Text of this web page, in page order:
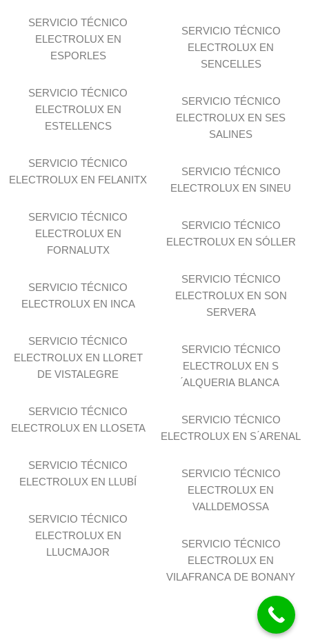
SERVICIO TÉCNICO
ELECTROLUX EN
ESPORLES
SERVICIO TÉCNICO
ELECTROLUX EN
ESTELLENCS
SERVICIO TÉCNICO
ELECTROLUX EN FELANITX
SERVICIO TÉCNICO
ELECTROLUX EN
FORNALUTX
SERVICIO TÉCNICO
ELECTROLUX EN INCA
SERVICIO TÉCNICO
ELECTROLUX EN LLORET
DE VISTALEGRE
SERVICIO TÉCNICO
ELECTROLUX EN LLOSETA
SERVICIO TÉCNICO
ELECTROLUX EN LLUBÍ
SERVICIO TÉCNICO
ELECTROLUX EN
LLUCMAJOR
SERVICIO TÉCNICO
ELECTROLUX EN
SENCELLES
SERVICIO TÉCNICO
ELECTROLUX EN SES
SALINES
SERVICIO TÉCNICO
ELECTROLUX EN SINEU
SERVICIO TÉCNICO
ELECTROLUX EN SÓLLER
SERVICIO TÉCNICO
ELECTROLUX EN SON
SERVERA
SERVICIO TÉCNICO
ELECTROLUX EN S
́ALQUERIA BLANCA
SERVICIO TÉCNICO
ELECTROLUX EN S ́ARENAL
SERVICIO TÉCNICO
ELECTROLUX EN
VALLDEMOSSA
SERVICIO TÉCNICO
ELECTROLUX EN
VILAFRANCA DE BONANY